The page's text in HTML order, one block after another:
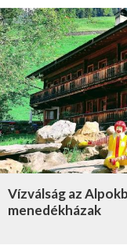
Vízválság az
menedékházak